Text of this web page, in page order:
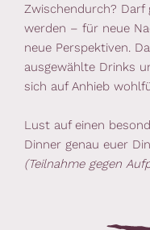
Zwischendurch?
werden – für neue
neue Perspektiven.
ausgewählte Drinks
sich auf Anhieb
Lust auf einen
Dinner genau euer
(Teilnahme gegen